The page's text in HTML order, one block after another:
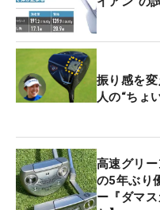
振り感を
人の“ちょ
高速グリ
の5年ぶり
ー『ダマ